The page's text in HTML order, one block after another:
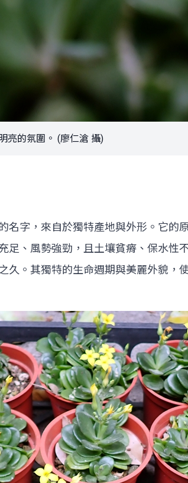
亮的氛圍。 (廖仁滄 攝)
字，來自於獨特產地與外形。它的
足、風勢強勁，且土壤貧瘠、保水
。其獨特的生命週期與美麗外貌，